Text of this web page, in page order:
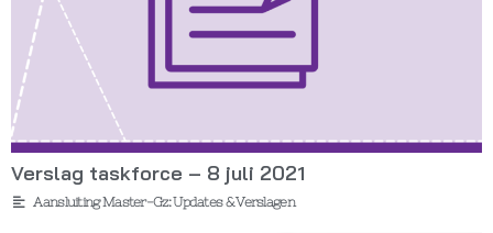
Verslag taskforce – 8 juli 2021
Aansluiting Master-Gz: Updates & Verslagen